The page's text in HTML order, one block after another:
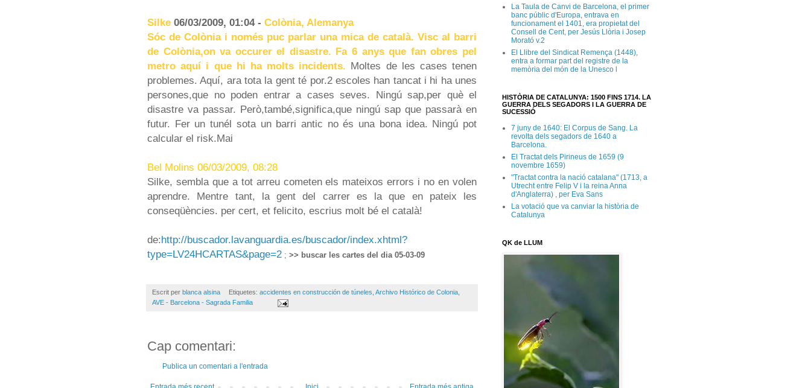
Silke 06/03/2009, 01:04 - Colònia, Alemanya
Sóc de Colònia i només puc parlar una mica de català. Visc al barri
de Colònia,on va occurer el disastre. Fa 6 anys que fan obres pel
metro aquí i que hi ha molts incidents. Moltes de les cases tenen
problemes. Aquí, ara tota la gent té por.2 escoles han tancat i hi ha unes
persones,que no poden entrar a cases seves. Ningú sap,per què el
disastre va passar. Però,també,significa,que ningú sap que passarà en
futur. Fer un tunél sota un barri antic no és una bona idea. Ningú pot
calcular el risk.Mai
Bel Molins 06/03/2009, 08:28
Silke, sembla que a tot arreu cometen els mateixos errors i no en volen
aprendre. Mentre tant, la gent del carrer es la que en pateix les
conseqüències. per cert, et felicito, escrius molt bé el català!
de:http://buscador.lavanguardia.es/buscador/index.xhtml?
type=LV24HCARTAS&page=2 ; >> buscar les cartes del dia 05-03-09
Escrit per blanca alsina Etiquetes: accidentes en construcción de túneles Archivo Histórico de Colonia,
AVE - Barcelona - Sagrada Familia
Cap comentari:
Publica un comentari a l'entrada
La Taula de Canvi de Barcelona, el primer
banc públic d'Europa, entrava en
funcionament el 1401, era propietat del
Consell de Cent, per Jesús Llòria i Josep
Morató v.2
El Llibre del Sindicat Remença (1448),
entra a formar part del registre de la
memòria del món de la Unesco l
HISTÒRIA DE CATALUNYA: 1500 FINS 1714. LA
GUERRA DELS SEGADORS I LA GUERRA DE
SUCESSIÓ
7 juny de 1640: El Corpus de Sang. La
revolta dels segadors de 1640 a
Barcelona.
El Tractat dels Pirineus de 1659 (9
novembre 1659)
"Tractat contra la nació catalana" (1713, a
Utrecht entre Felip V i la reina Anna
d'Anglaterra) , per Eva Sans
La votació que va canviar la història de
Catalunya
QK de LLUM